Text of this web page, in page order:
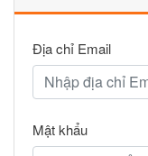
Địa chỉ Email
Mật khẩu